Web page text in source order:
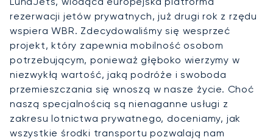
rezerwacji jetów prywatnych, już drugi rok z rzędu
wspiera WBR. Zdecydowaliśmy się wesprzeć
projekt, który zapewnia mobilność osobom
potrzebującym, ponieważ głęboko wierzymy w
niezwykłą wartość, jaką podróże i swoboda
przemieszczania się wnoszą w nasze życie. Choć
naszą specjalnością są nienaganne usługi z
zakresu lotnictwa prywatnego, doceniamy, jak
wszystkie środki transportu pozwalają nam